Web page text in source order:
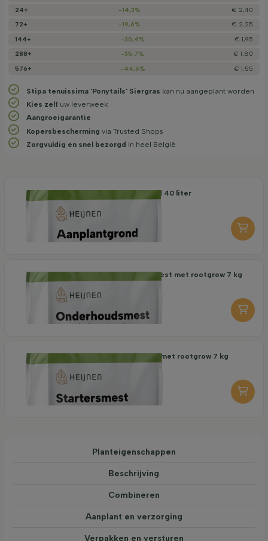
24+
-14,3%
€ 2,40
72+
-19,6%
€ 2,25
144+
-30,4%
€ 1,95
288+
-35,7%
€ 1,80
576+
-44,6% € 1,55
Stipa tenuissima 'Ponytails' Siergras kan nu aangeplant worden
Kies zelf uw leverweek
Aangroeigarantie
Kopersbescherming via Trusted Shops
Zorgvuldig en snel bezorgd in heel België
Organische Aanplantgrond 40 liter
Organische Onderhoudsmest met rootgrow 7 kg
Organische Startersmest met rootgrow 7 kg
Planteigenschappen
Beschrijving
Combineren
Aanplant en verzorging
Verpakken en versturen